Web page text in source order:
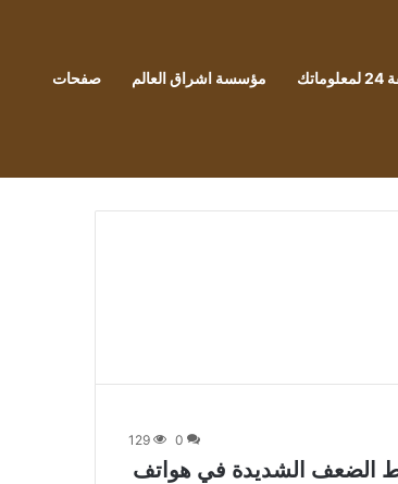
مؤسسة اشراق العالم صفحات
0
129
الضعف الشديدة في هواتف